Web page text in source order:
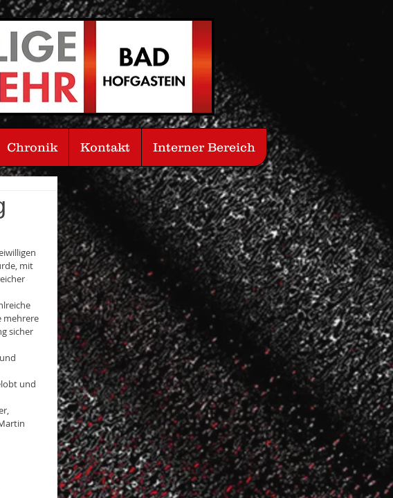
mit
mehrere
sicher
und
Chronik Kontakt Interner Bereich